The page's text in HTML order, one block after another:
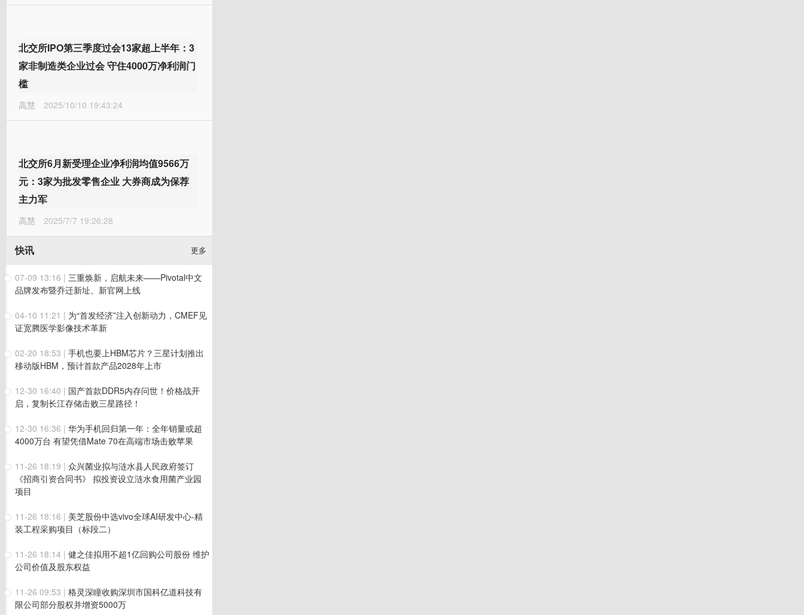
北交所IPO第三季度过会13家超上半年：3
家非制造类企业过会 守住4000万净利润门
槛
高慧 2025/10/10 19:43:24
北交所6月新受理企业净利润均值9566万
元：3家为批发零售企业 大券商成为保荐
主力军
高慧 2025/7/7 19:26:28
快讯 更多
07-09 13:16 | 三重焕新，启航未来——Pivotal中文
品牌发布暨乔迁新址、新官网上线
04-10 11:21 | 为“首发经济”注入创新动力，CMEF见
证宽腾医学影像技术革新
02-20 18:53 | 手机也要上HBM芯片？三星计划推出
移动版HBM，预计首款产品2028年上市
12-30 16:40 | 国产首款DDR5内存问世！价格战开
启，复制长江存储击败三星路径！
12-30 16:36 | 华为手机回归第一年：全年销量或超
4000万台 有望凭借Mate 70在高端市场击败苹果
11-26 18:19 | 众兴菌业拟与涟水县人民政府签订
《招商引资合同书》 拟投资设立涟水食用菌产业园
项目
11-26 18:16 | 美芝股份中选vivo全球AI研发中心-精
装工程采购项目（标段二）
11-26 18:14 | 健之佳拟用不超1亿回购公司股份 维护
公司价值及股东权益
11-26 09:53 | 格灵深瞳收购深圳市国科亿道科技有
限公司部分股权并增资5000万